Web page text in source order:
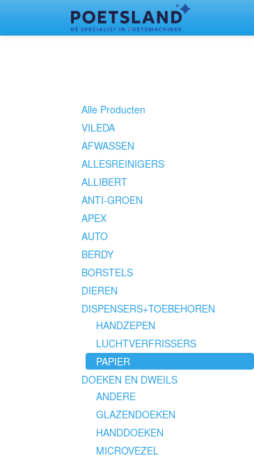
Alle Producten
VILEDA
AFWASSEN
ALLESREINIGERS
ALLIBERT
ANTI-GROEN
APEX
AUTO
BERDY
BORSTELS
DIEREN
DISPENSERS+TOEBEHOREN
HANDZEPEN
LUCHTVERFRISSERS
PAPIER
DOEKEN EN DWEILS
ANDERE
GLAZENDOEKEN
HANDDOEKEN
MICROVEZEL